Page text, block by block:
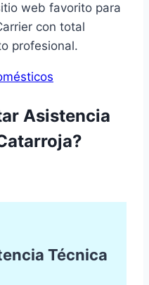
web favorito para
con total
profesional.
Asistencia
Técnica